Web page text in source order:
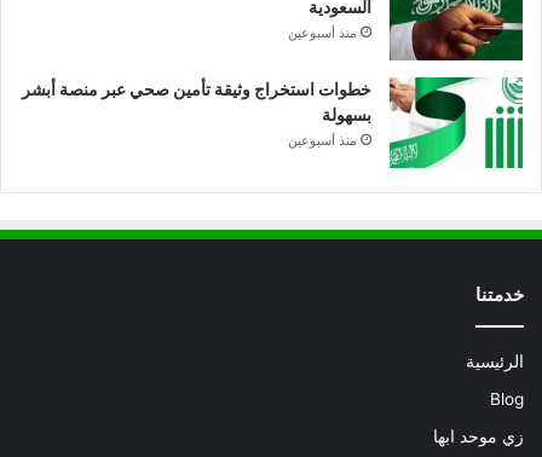
السعودية
منذ أسبوعين
خطوات استخراج وثيقة تأمين صحي عبر منصة أبشر
بسهولة
منذ أسبوعين
خدمتنا
الرئيسية
Blog
زي موحد ابها